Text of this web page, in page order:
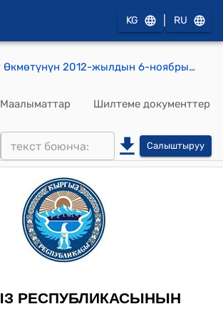
KG RU
КР Өкмөтүнүн 2012-жылдын 6-ноябрындагы № 767 (Кыргыз Республикасынын Өкмөтүнүн бул токтому кызматтык пайдалануу документи болуп саналат) токтому
Маалыматтар Шилтеме документтер
Салыштыруу